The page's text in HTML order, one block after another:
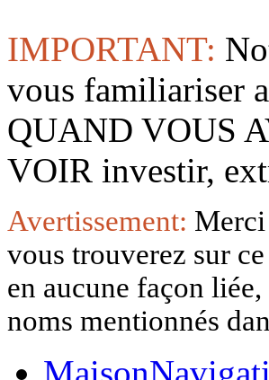
IMPORTANT:
vous familiariser
QUAND VOUS
VOIR investir,
Avertissement: Merci
vous trouverez sur
en aucune façon
noms mentionnés
Maison